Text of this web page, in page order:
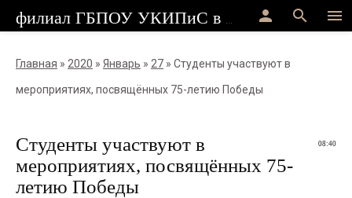
menu
search
person
Главная » 2020 » Январь » 27 » Студенты участвуют в
мероприятиях, посвящённых 75-летию Победы
08:40
Студенты участвуют в
мероприятиях, посвящённых 75-
летию Победы